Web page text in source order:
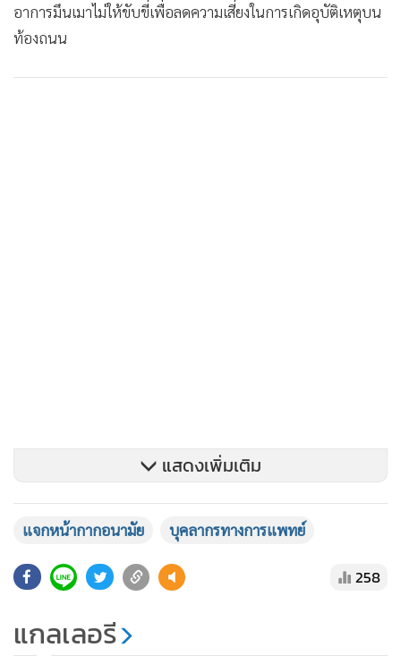
อาการมึนเมาไม่ให้ขับขี่เพื่อลดความเสี่ยงในการเกิดอุบัติเหตุบน
ท้องถนน
แสดงเพิ่มเติม
แจกหน้ากากอนามัย บุคลากรทางการแพทย์
258
แกลเลอรี